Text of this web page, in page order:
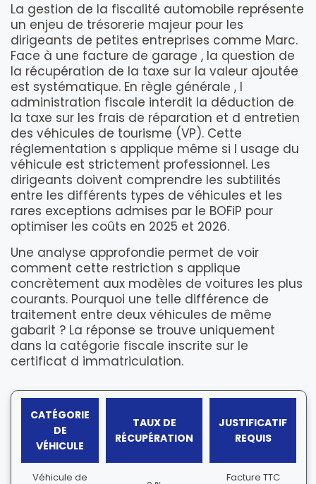
La gestion de la fiscalité automobile représente
un enjeu de trésorerie majeur pour les
dirigeants de petites entreprises comme Marc.
Face à une facture de garage , la question de
la récupération de la taxe sur la valeur ajoutée
est systématique. En règle générale , l
administration fiscale interdit la déduction de
la taxe sur les frais de réparation et d entretien
des véhicules de tourisme (VP). Cette
réglementation s applique même si l usage du
véhicule est strictement professionnel. Les
dirigeants doivent comprendre les subtilités
entre les différents types de véhicules et les
rares exceptions admises par le BOFiP pour
optimiser les coûts en 2025 et 2026.
Une analyse approfondie permet de voir
comment cette restriction s applique
concrètement aux modèles de voitures les plus
courants. Pourquoi une telle différence de
traitement entre deux véhicules de même
gabarit ? La réponse se trouve uniquement
dans la catégorie fiscale inscrite sur le
certificat d immatriculation.
CATÉGORIE
DE
VÉHICULE
TAUX DE
RÉCUPÉRATION
JUSTIFICATIF
REQUIS
Véhicule de
Facture TTC